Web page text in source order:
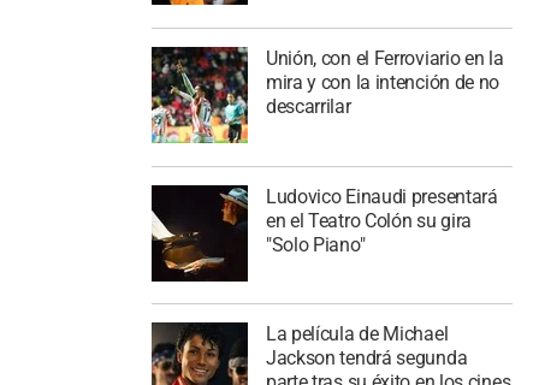
Unión, con el Ferroviario en la
mira y con la intención de no
descarrilar
Ludovico Einaudi presentará
en el Teatro Colón su gira
"Solo Piano"
La película de Michael
Jackson tendrá segunda